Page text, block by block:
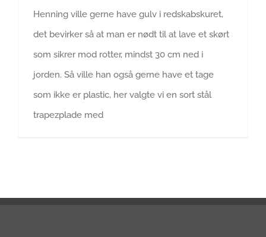
Henning ville gerne have gulv i redskabskuret,
det bevirker så at man er nødt til at lave et skørt
som sikrer mod rotter, mindst 30 cm ned i
jorden. Så ville han også gerne have et tage
som ikke er plastic, her valgte vi en sort stål
trapezplade med